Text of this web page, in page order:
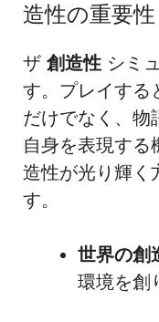
造性の重要性
ザ 創造性 シミ
す。プレイする
だけでなく、物
自身を表現する
造性が光り輝く
す。
世界の創
環境を創